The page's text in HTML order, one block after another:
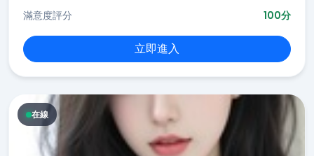
滿意度評分
100分
立即進入
在線